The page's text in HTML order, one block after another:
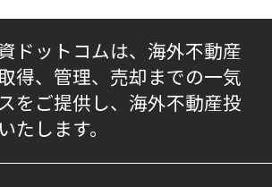
ドットコムは、海外不動産
得、管理、売却までの一気
をご提供し、海外不動産投
たします。